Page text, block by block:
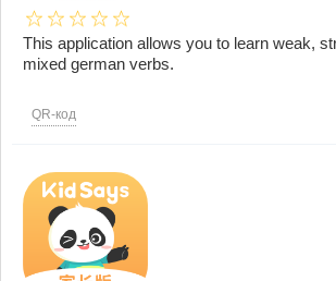
This application allows you to learn weak,
mixed german verbs.
QR-код